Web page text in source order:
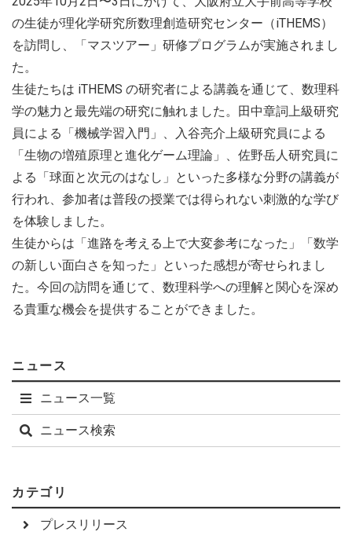
の生徒が理化学研究所数理創造研究センター（iTHEMS）
を訪問し、「マスツアー」研修プログラムが実施されまし
た。
生徒たちは iTHEMS の研究者による講義を通じて、数理科
学の魅力と最先端の研究に触れました。田中章詞上級研究
員による「機械学習入門」、入谷亮介上級研究員による
「生物の増殖原理と進化ゲーム理論」、佐野岳人研究員に
よる「球面と次元のはなし」といった多様な分野の講義が
行われ、参加者は普段の授業では得られない刺激的な学び
を体験しました。
生徒からは「進路を考える上で大変参考になった」「数学
の新しい面白さを知った」といった感想が寄せられまし
た。今回の訪問を通じて、数理科学への理解と関心を深め
る貴重な機会を提供することができました。
ニュース
ニュース一覧
ニュース検索
カテゴリ
プレスリリース